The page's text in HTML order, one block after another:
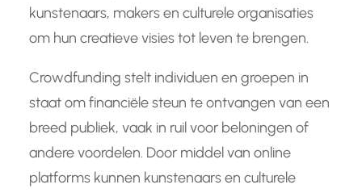
kunstenaars, makers en culturele organisaties
om hun creatieve visies tot leven te brengen.
Crowdfunding stelt individuen en groepen in
staat om financiële steun te ontvangen van een
breed publiek, vaak in ruil voor beloningen of
andere voordelen. Door middel van online
platforms kunnen kunstenaars en culturele